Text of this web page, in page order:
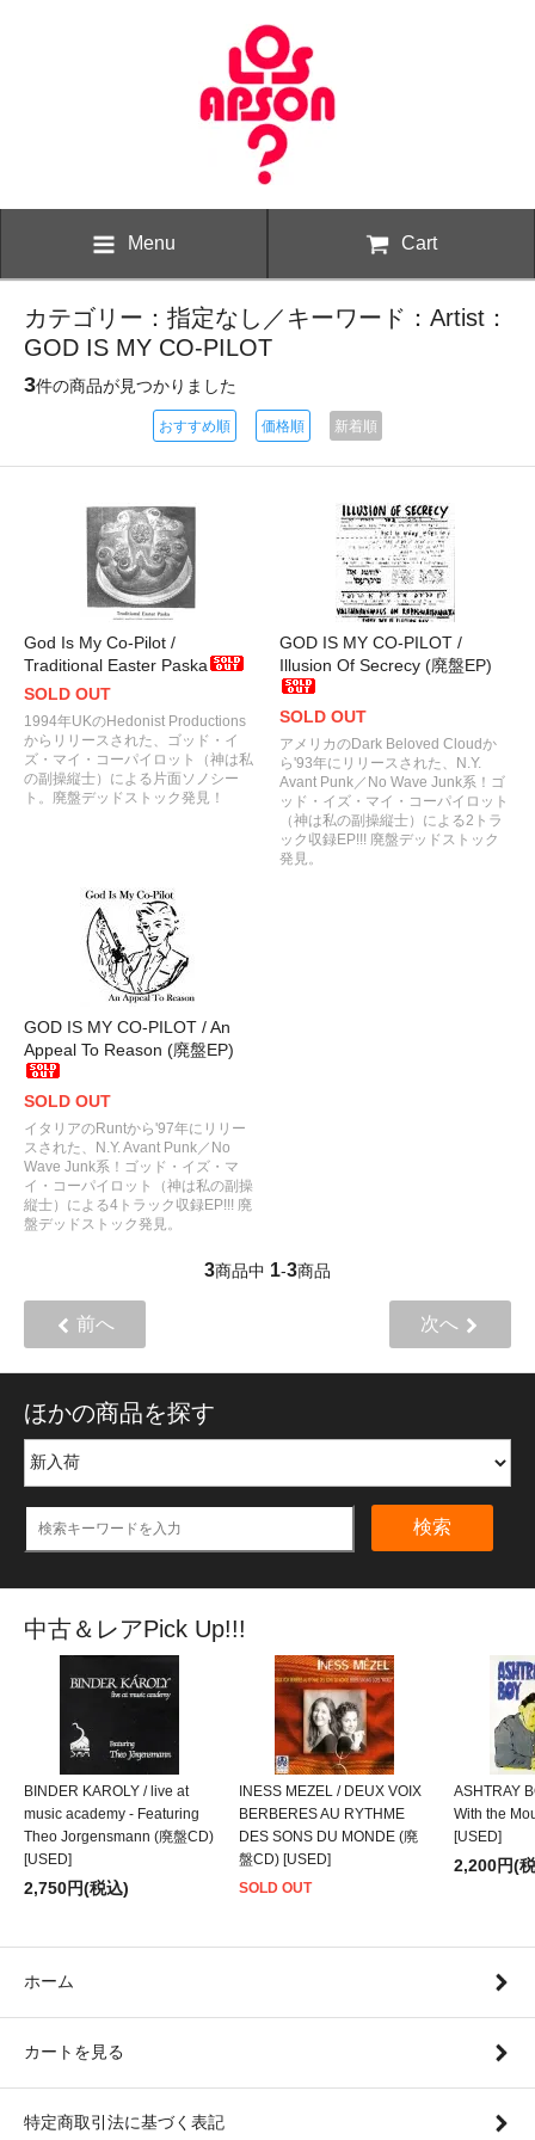
Menu Cart
カテゴリー：指定なし／キーワード：Artist：
GOD IS MY CO-PILOT
3件の商品が見つかりました
おすすめ順 価格順 新着順
God Is My Co-Pilot /
Traditional Easter Paska
SOLD OUT
1994年UKのHedonist Productions
からリリースされた、ゴッド・イ
ズ・マイ・コーパイロット（神は私
の副操縦士）による片面ソノシー
ト。廃盤デッドストック発見！
GOD IS MY CO-PILOT /
Illusion Of Secrecy (廃盤EP)
SOLD OUT
アメリカのDark Beloved Cloudか
ら'93年にリリースされた、N.Y.
Avant Punk／No Wave Junk系！ゴ
ッド・イズ・マイ・コーパイロット
（神は私の副操縦士）による2トラ
ック収録EP!!! 廃盤デッドストック
発見。
GOD IS MY CO-PILOT / An
Appeal To Reason (廃盤EP)
SOLD OUT
イタリアのRuntから'97年にリリー
スされた、N.Y. Avant Punk／No
Wave Junk系！ゴッド・イズ・マ
イ・コーパイロット（神は私の副操
縦士）による4トラック収録EP!!! 廃
盤デッドストック発見。
3商品中 1-3商品
前へ 次へ
ほかの商品を探す
検索
中古＆レアPick Up!!!
BINDER KAROLY / live at
music academy - Featuring
Theo Jorgensmann (廃盤CD)
[USED]
2,750円(税込)
INESS MEZEL / DEUX VOIX
BERBERES AU RYTHME
DES SONS DU MONDE (廃
盤CD) [USED]
SOLD OUT
ASHTRAY
With the
[USED]
2,200円(
ホーム
カートを見る
特定商取引法に基づく表記